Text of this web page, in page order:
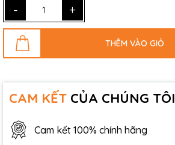
- +
THÊM VÀO GIỎ
CAM KẾT CỦA CHÚNG TÔI
Cam kết 100% chính hãng